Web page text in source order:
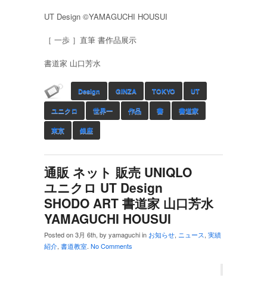
UT Design ©︎YAMAGUCHI HOUSUI
［ 一歩 ］直筆 書作品展示
書道家 山口芳水
Design GINZA TOKYO UT
ユニクロ 世界一 作品 書 書道家
東京 銀座
通販 ネット 販売 UNIQLO
ユニクロ UT Design
SHODO ART 書道家 山口芳水
YAMAGUCHI HOUSUI
Posted on 3月 6th, by yamaguchi in お知らせ, ニュース, 実績
紹介, 書道教室. No Comments